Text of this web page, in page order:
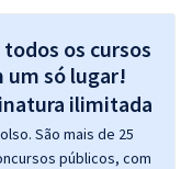
os cursos
um só lugar!
São mais de 25
públicos, com